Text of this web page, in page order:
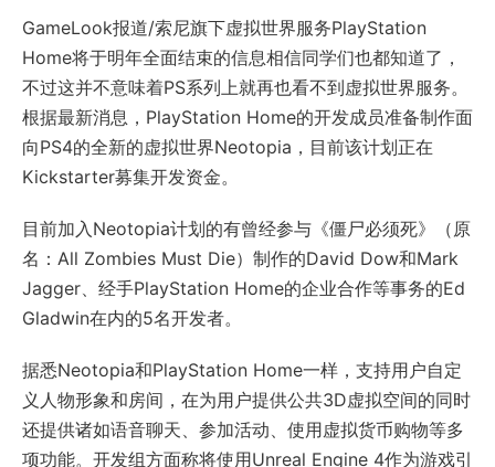
GameLook报道/索尼旗下虚拟世界服务PlayStation
Home将于明年全面结束的信息相信同学们也都知道了，
不过这并不意味着PS系列上就再也看不到虚拟世界服务。
根据最新消息，PlayStation Home的开发成员准备制作面
向PS4的全新的虚拟世界Neotopia，目前该计划正在
Kickstarter募集开发资金。
目前加入Neotopia计划的有曾经参与《僵尸必须死》（原
名：All Zombies Must Die）制作的David Dow和Mark
Jagger、经手PlayStation Home的企业合作等事务的Ed
Gladwin在内的5名开发者。
据悉Neotopia和PlayStation Home一样，支持用户自定
义人物形象和房间，在为用户提供公共3D虚拟空间的同时
还提供诸如语音聊天、参加活动、使用虚拟货币购物等多
项功能。开发组方面称将使用Unreal Engine 4作为游戏引